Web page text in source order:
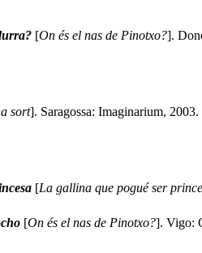
[On és el nas de Pinotxo?].
sort]. Saragossa: Imaginarium,
[La gallina que pogué ser
[On és el nas de Pinotxo?]. Vigo: